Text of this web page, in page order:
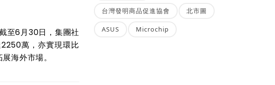
至6月30日，集團社
萬，亦實現環比
海外市場。
台灣發明商品促進協會 北市圖
ASUS Microchip